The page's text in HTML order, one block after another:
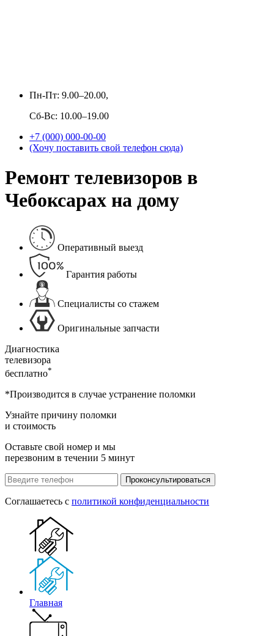
Пн-Пт: 9.00–20.00,
Сб-Вс: 10.00–19.00
+7 (000) 000-00-00
(Хочу поставить свой телефон сюда)
Ремонт телевизоров в
Чебоксарах на дому
Оперативный выезд
Гарантия работы
Специалисты со стажем
Оригинальные запчасти
Диагностика
телевизора
бесплатно*
*Производится в случае устранение поломки
Узнайте причину поломки
и стоимость
Оставьте свой номер и мы
перезвоним в течении 5 минут
Проконсультироваться
Соглашаетесь с политикой конфиденциальности
Главная